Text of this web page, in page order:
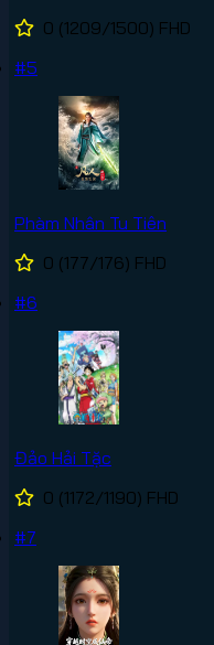
0 (1209/1500) FHD
#5
Phàm Nhân Tu Tiên
0 (177/176) FHD
#6
Đảo Hải Tặc
0 (1172/1190) FHD
#7